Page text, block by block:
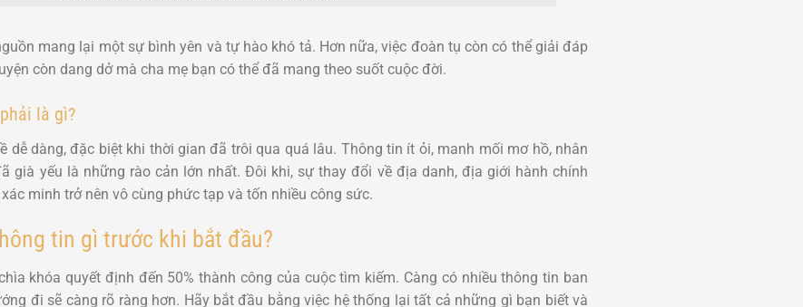
mang lại một sự bình yên và tự hào khó tả. Hơn nữa, việc đoàn tụ còn có thể giải đáp
còn dang dở mà cha mẹ bạn có thể đã mang theo suốt cuộc đời.
là gì?
dễ dàng, đặc biệt khi thời gian đã trôi qua quá lâu. Thông tin ít ỏi, manh mối mơ hồ, nhân
già yếu là những rào cản lớn nhất. Đôi khi, sự thay đổi về địa danh, địa giới hành chính
minh trở nên vô cùng phức tạp và tốn nhiều công sức.
tin gì trước khi bắt đầu?
khóa quyết định đến 50% thành công của cuộc tìm kiếm. Càng có nhiều thông tin ban
đi sẽ càng rõ ràng hơn. Hãy bắt đầu bằng việc hệ thống lại tất cả những gì bạn biết và